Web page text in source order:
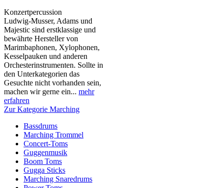
Konzertpercussion
Ludwig-Musser, Adams und
Majestic sind erstklassige und
bewährte Hersteller von
Marimbaphonen, Xylophonen,
Kesselpauken und anderen
Orchesterinstrumenten. Sollte in
den Unterkategorien das
Gesuchte nicht vorhanden sein,
machen wir gerne ein... mehr
erfahren
Zur Kategorie Marching
Bassdrums
Marching Trommel
Concert-Toms
Guggenmusik
Boom Toms
Gugga Sticks
Marching Snaredrums